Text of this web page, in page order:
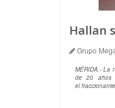
Grupo
MÉRIDA.- La
de 20 años
el